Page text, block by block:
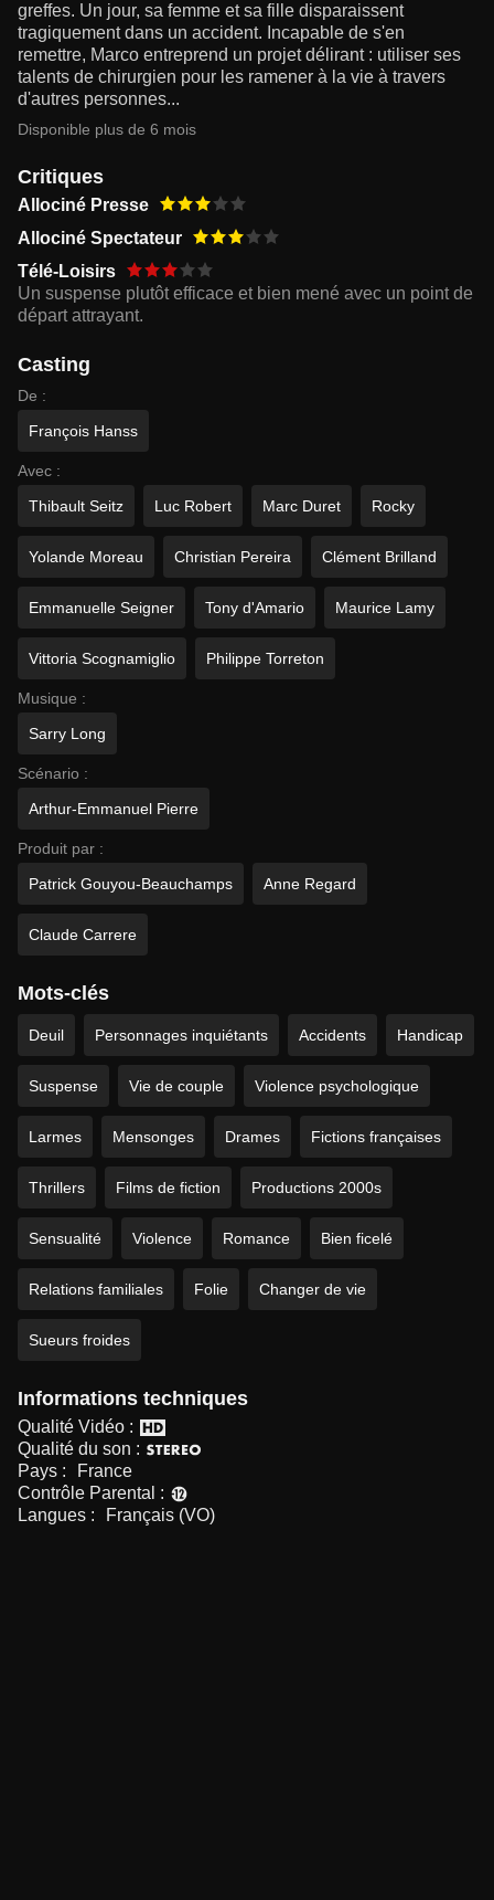
greffes. Un jour, sa femme et sa fille disparaissent
tragiquement dans un accident. Incapable de s'en
remettre, Marco entreprend un projet délirant : utiliser ses
talents de chirurgien pour les ramener à la vie à travers
d'autres personnes...
Disponible plus de 6 mois
Critiques
Allociné Presse
Allociné Spectateur
Télé-Loisirs
Un suspense plutôt efficace et bien mené avec un point de
départ attrayant.
Casting
De :
François Hanss
Avec :
Thibault Seitz
Luc Robert Marc Duret Rocky
Yolande Moreau Christian Pereira Clément Brilland
Emmanuelle Seigner Tony d'Amario Maurice Lamy
Vittoria Scognamiglio Philippe Torreton
Musique :
Sarry Long
Scénario :
Arthur-Emmanuel Pierre
Produit par :
Patrick Gouyou-Beauchamps
Anne Regard
Claude Carrere
Mots-clés
Deuil Personnages inquiétants Accidents Handicap
Suspense Vie de couple Violence psychologique
Larmes Mensonges Drames Fictions françaises
Thrillers Films de fiction Productions 2000s
Sensualité Violence Romance Bien ficelé
Relations familiales Folie Changer de vie
Sueurs froides
Informations techniques
Qualité Vidéo :
Qualité du son :
Pays :
France
Contrôle Parental :
Langues :
Français (VO)